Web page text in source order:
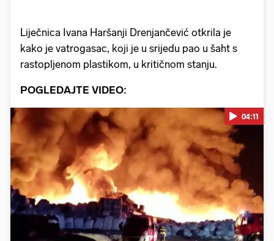
Liječnica Ivana Haršanji Drenjančević otkrila je
kako je vatrogasac, koji je u srijedu pao u šaht s
rastopljenom plastikom, u kritičnom stanju.
POGLEDAJTE VIDEO:
Pokretanje videa...
04:11